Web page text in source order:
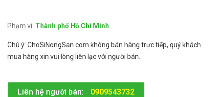
Phạm vi: Thành phố Hồ Chí Minh
Chú ý: ChoSiNongSan.com không bán hàng trực tiếp, quý khách
mua hàng xin vui lòng liên lạc với người bán.
Liên hệ người bán: 0909543732